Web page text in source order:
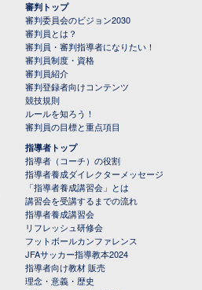
審判トップ
審判委員会のビジョン2030
審判員とは？
審判員・審判指導者になりたい！
審判員制度・資格
審判員紹介
審判登録者向けコンテンツ
競技規則
ルールを知ろう！
審判員の目標と重点項目
指導者トップ
指導者（コーチ）の役割
指導者養成ダイレクターメッセージ
「指導者養成講習会」とは
講習会を受講するまでの流れ
指導者養成講習会
リフレッシュ研修会
フットボールカンファレンス
JFAサッカー指導教本2024
指導者向け教材 販売
理念・意義・歴史